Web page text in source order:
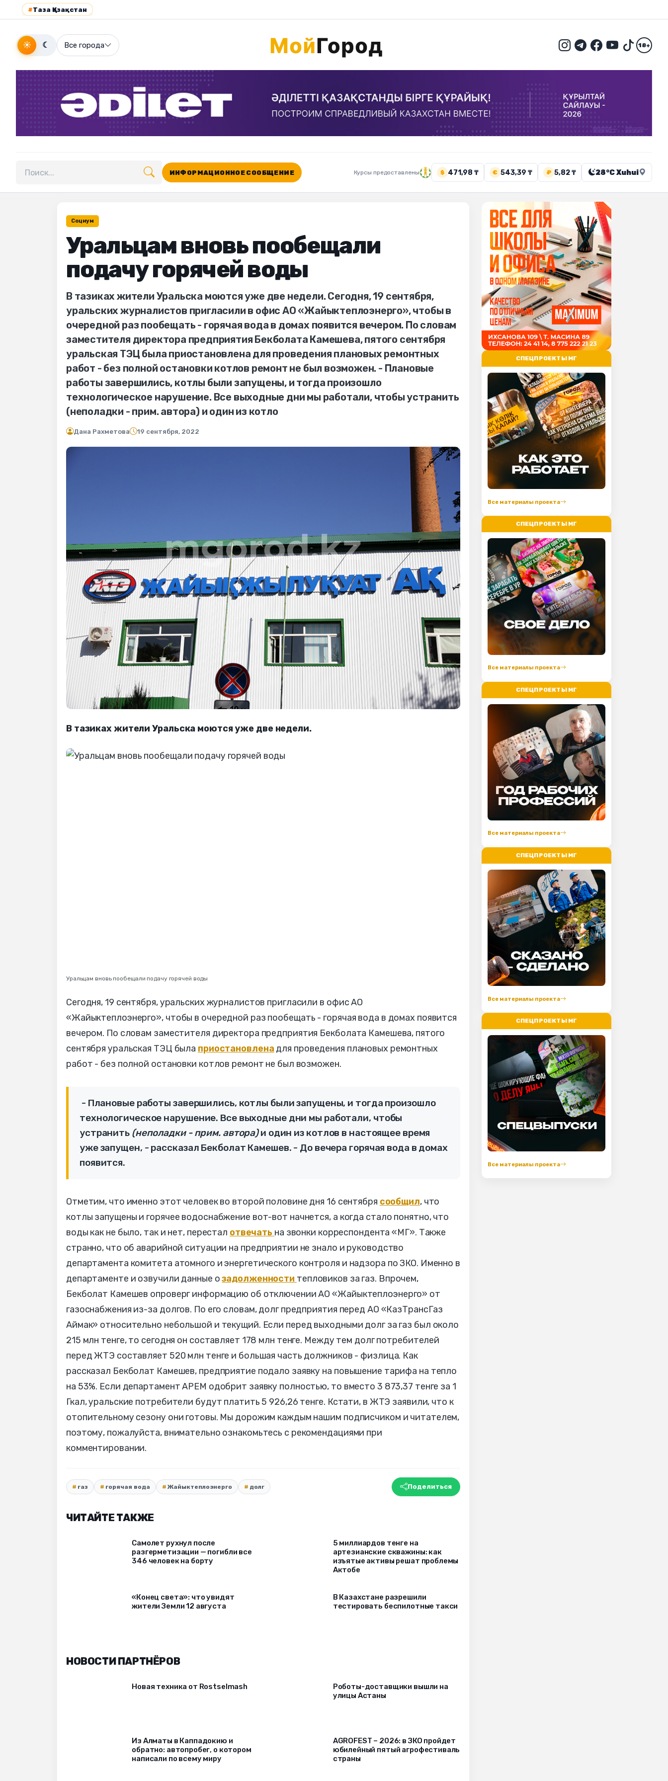
#Таза Қазақстан
☀ ☾ Все города 18+
Поиск по сайту
ИНФОРМАЦИОННОЕ СООБЩЕНИЕ Курсы предоставлены $ 471,98 ₸ € 543,39 ₸ ₽ 5,82 ₸ 28°C Xuhui
Социум
Уральцам вновь пообещали
подачу горячей воды
В тазиках жители Уральска моются уже две недели. Сегодня, 19 сентября,
уральских журналистов пригласили в офис АО «Жайыктеплоэнерго», чтобы в
очередной раз пообещать - горячая вода в домах появится вечером. По словам
заместителя директора предприятия Бекболата Камешева, пятого сентября
уральская ТЭЦ была приостановлена для проведения плановых ремонтных
работ - без полной остановки котлов ремонт не был возможен. - Плановые
работы завершились, котлы были запущены, и тогда произошло
технологическое нарушение. Все выходные дни мы работали, чтобы устранить
(неполадки - прим. автора) и один из котло
Дана Рахметова 19 сентября, 2022
В тазиках жители Уральска моются уже две недели.
Уральцам вновь пообещали подачу горячей воды
Сегодня, 19 сентября, уральских журналистов пригласили в офис АО
«Жайыктеплоэнерго», чтобы в очередной раз пообещать - горячая вода в домах появится
вечером. По словам заместителя директора предприятия Бекболата Камешева, пятого
сентября уральская ТЭЦ была приостановлена для проведения плановых ремонтных
работ - без полной остановки котлов ремонт не был возможен.
- Плановые работы завершились, котлы были запущены, и тогда произошло
технологическое нарушение. Все выходные дни мы работали, чтобы
устранить (неполадки - прим. автора)и один из котлов в настоящее время
уже запущен, - рассказал Бекболат Камешев. - До вечера горячая вода в домах
появится.
Отметим, что именно этот человек во второй половине дня 16 сентября сообщил, что
котлы запущены и горячее водоснабжение вот-вот начнется, а когда стало понятно, что
воды как не было, так и нет, перестал отвечать на звонки корреспондента«МГ». Также
странно, что об аварийной ситуации на предприятии не знало и руководство
департамента комитета атомного и энергетического контроля и надзора по ЗКО. Именно в
департаменте и озвучили данные озадолженности тепловиков за газ. Впрочем,
Бекболат Камешев опроверг информацию об отключении АО «Жайыктеплоэнерго» от
газоснабжения из-за долгов. По его словам, долг предприятия перед АО «КазТрансГаз
Аймак» относительно небольшой и текущий. Если перед выходными долг за газ был около
215 млн тенге, то сегодня он составляет 178 млн тенге. Между тем долг потребителей
перед ЖТЭ составляет 520 млн тенге и большая часть должников - физлица. Как
рассказал Бекболат Камешев, предприятие подало заявку на повышение тарифа на тепло
на 53%. Если департамент АРЕМ одобрит заявку полностью, то вместо 3 873,37 тенге за 1
Гкал, уральские потребители будут платить 5 926,26 тенге. Кстати, в ЖТЭ заявили, что к
отопительному сезону они готовы. Мы дорожим каждым нашим подписчиком и читателем,
поэтому, пожалуйста, внимательно ознакомьтесь с рекомендациями при
комментировании.
газ горячая вода Жайыктеплоэнерго долг Поделиться
ЧИТАЙТЕ ТАКЖЕ
Самолет рухнул после
разгерметизации — погибли все
346 человек на борту
5 миллиардов тенге на
артезианские скважины: как
изъятые активы решат проблемы
Актобе
«Конец света»: что увидят
жители Земли 12 августа
В Казахстане разрешили
тестировать беспилотные такси
НОВОСТИ ПАРТНЁРОВ
Новая техника от Rostselmash
Роботы-доставщики вышли на
улицы Астаны
Из Алматы в Каппадокию и
обратно: автопробег, о котором
написали по всему миру
AGROFEST – 2026: в ЗКО пройдет
юбилейный пятый агрофестиваль
страны
СПЕЦПРОЕКТЫ МГ
Все материалы проекта
СПЕЦПРОЕКТЫ МГ
Все материалы проекта
СПЕЦПРОЕКТЫ МГ
Все материалы проекта
СПЕЦПРОЕКТЫ МГ
Все материалы проекта
СПЕЦПРОЕКТЫ МГ
Все материалы проекта